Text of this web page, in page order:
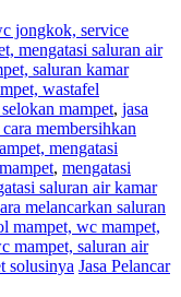
jongkok, service
mengatasi saluran air
saluran kamar
wastafel
mampet, jasa
membersihkan
mengatasi
, mengatasi
saluran air kamar
melancarkan saluran
mampet, wc mampet,
mampet, saluran air
solusinya Jasa Pelancar